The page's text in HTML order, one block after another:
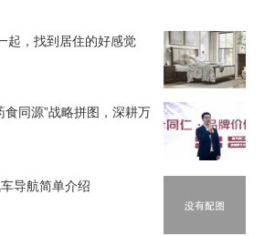
起，找到居住的好感觉
食同源”战略拼图，深耕万
导航简单介绍